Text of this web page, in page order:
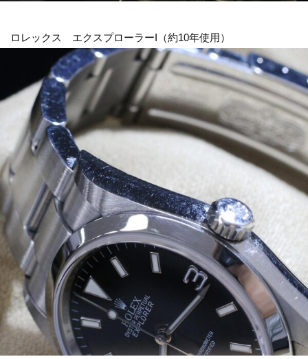
ロレックス エクスプローラーI（約10年使用）